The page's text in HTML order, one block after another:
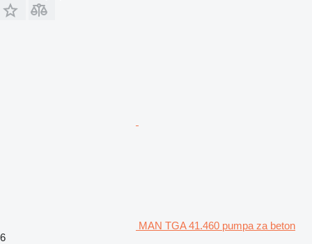
MAN TGA 41.460 pumpa za beton
6